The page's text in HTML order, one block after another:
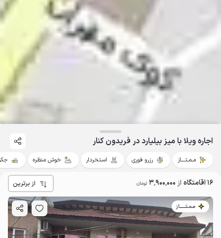
اجاره ویلا با میز بیلیارد در فریدون کنار
مـمـتــــاز رزرو فوری استخردار خوش منظره
16 اقامتگاه از 3٬900٬000 تومان از برترین
مـمـتــــــاز